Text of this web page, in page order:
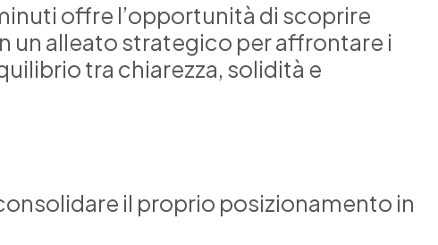
offre l’opportunità di scoprire
un alleato strategico per affrontare i
tra chiarezza, solidità e
il proprio posizionamento in